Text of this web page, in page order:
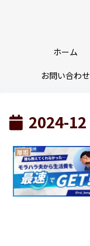
ホーム
お問い合わせ
2024-12
離婚